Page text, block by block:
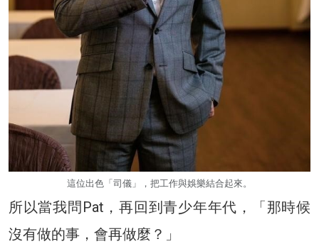
這位出色「司儀」，把工作與娛樂結合起來。
所以當我問Pat，再回到青少年年代，「那時候
沒有做的事，會再做麼？」